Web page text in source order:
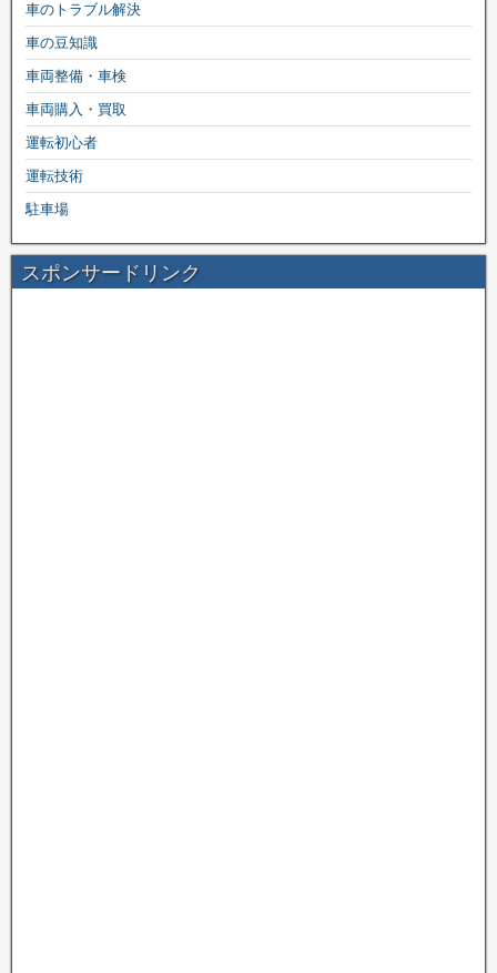
車のトラブル解決
車の豆知識
車両整備・車検
車両購入・買取
運転初心者
運転技術
駐車場
スポンサードリンク